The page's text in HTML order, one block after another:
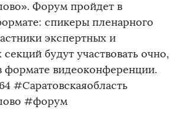
Форум пройдет в
спикеры пленарного
экспертных и
будут участвовать очно,
формате видеоконференции.
#Саратовскаяобласть
#форум